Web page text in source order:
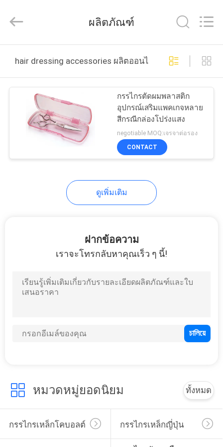
บ้าน
สินค้า
เกี่ยว
กับ
ควบคุม
คุณภาพ
ติดต่อ
ขอ
ใบ
Jincheng
Scissors
All
ผลิตภัณฑ์
hair dressing accessories ผลิตออนไลน์
กรรไกรตัดผมพลาสติก
อุปกรณ์เสริมแพคเกจหลาย
สีกรณีกล่องโปร่งแสง
negotiable MOQ:เจรจาต่อรอง
CONTACT
ดูเพิ่มเติม
ฝากข้อความ
เราจะโทรกลับหาคุณเร็ว ๆ นี้!
หมวดหมู่ยอดนิยม ทั้งหมด
กรรไกรเหล็กโคบอลต์ กรรไกรเหล็กญี่ปุ่น